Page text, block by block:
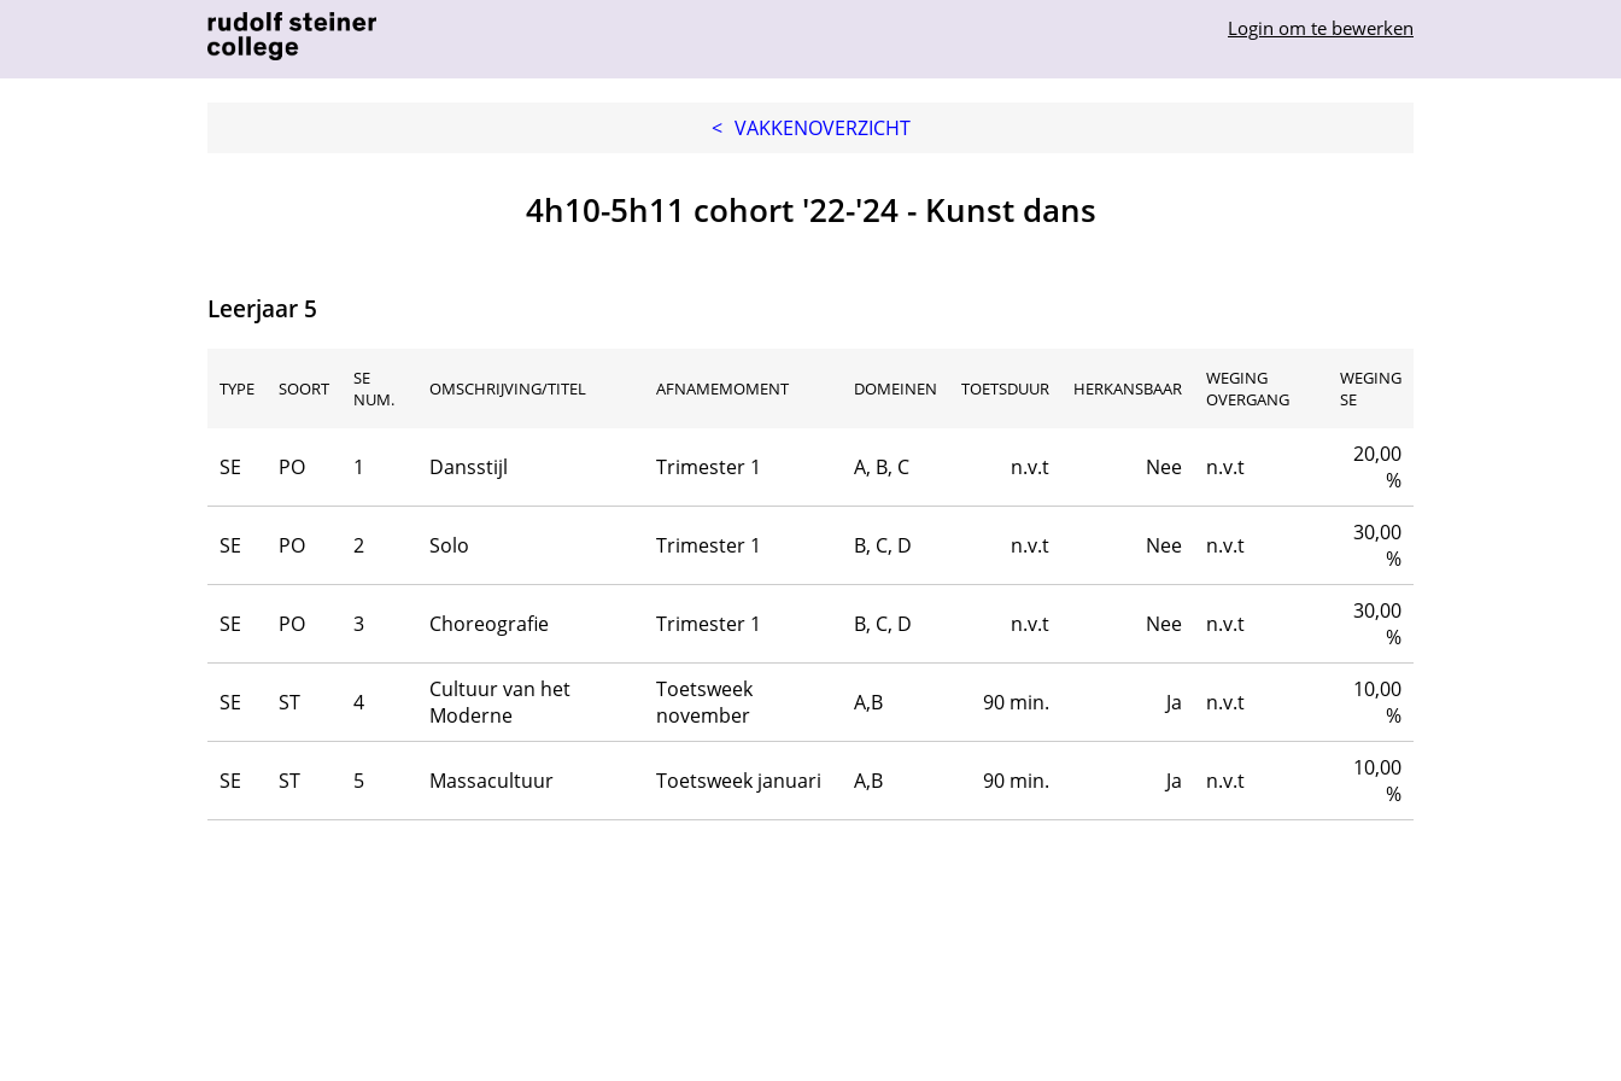
Login om te bewerken
< VAKKENOVERZICHT
4h10-5h11 cohort '22-'24 - Kunst dans
Leerjaar 5
TYPE SOORT
SE
NUM.
OMSCHRIJVING/TITEL AFNAMEMOMENT DOMEINEN TOETSDUUR HERKANSBAAR
WEGING
OVERGANG
WEGING
SE
SE PO 1 Dansstijl Trimester 1 A, B, C n.v.t Nee n.v.t
20,00
%
SE PO 2 Solo Trimester 1 B, C, D n.v.t Nee n.v.t
30,00
%
SE PO 3 Choreografie Trimester 1 B, C, D n.v.t Nee n.v.t
30,00
%
SE ST 4
Cultuur van het
Moderne
Toetsweek
november
A,B 90 min. Ja n.v.t
10,00
%
SE ST 5 Massacultuur Toetsweek januari A,B 90 min. Ja n.v.t
10,00
%